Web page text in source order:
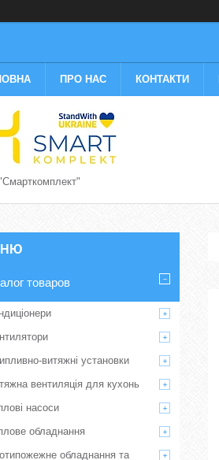
ПРО НАС КОНТАКТИ
товаров
витяжні установки
вентиляція для кухонь
насоси
обладнання
обладнання та